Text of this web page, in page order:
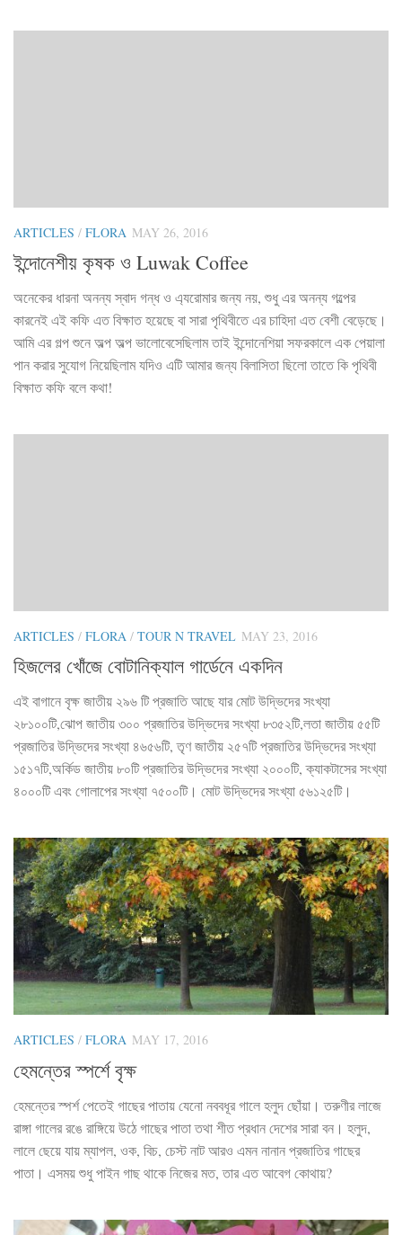
ARTICLES / FLORA MAY 26, 2016
ইন্দোনেশীয় কৃষক ও Luwak Coffee
অনেকের ধারনা অনন্য স্বাদ গন্ধ ও এ্যরোমার জন্য নয়, শুধু এর অনন্য গল্পের
কারনেই এই কফি এত বিক্ষাত হয়েছে বা সারা পৃথিবীতে এর চাহিদা এত বেশী বেড়েছে।
আমি এর গল্প শুনে অল্প অল্প ভালোবেসেছিলাম তাই ইন্দোনেশিয়া সফরকালে এক পেয়ালা
পান করার সুযোগ নিয়েছিলাম যদিও এটি আমার জন্য বিলাসিতা ছিলো তাতে কি পৃথিবী
বিক্ষাত কফি বলে কথা!
ARTICLES / FLORA / TOUR N TRAVEL MAY 23, 2016
হিজলের খোঁজে বোটানিক্যাল গার্ডেনে একদিন
এই বাগানে বৃক্ষ জাতীয় ২৯৬ টি প্রজাতি আছে যার মোট উদ্ভিদের সংখ্যা
২৮১০০টি,ঝোপ জাতীয় ৩০০ প্রজাতির উদ্ভিদের সংখ্যা ৮৩৫২টি,লতা জাতীয় ৫৫টি
প্রজাতির উদ্ভিদের সংখ্যা ৪৬৫৬টি, তৃণ জাতীয় ২৫৭টি প্রজাতির উদ্ভিদের সংখ্যা
১৫১৭টি,অর্কিড জাতীয় ৮০টি প্রজাতির উদ্ভিদের সংখ্যা ২০০০টি, ক্যাকটাসের সংখ্যা
৪০০০টি এবং গোলাপের সংখ্যা ৭৫০০টি। মোট উদ্ভিদের সংখ্যা ৫৬১২৫টি।
ARTICLES / FLORA MAY 17, 2016
হেমন্তের স্পর্শে বৃক্ষ
হেমন্তের স্পর্শ পেতেই গাছের পাতায় যেনো নববধূর গালে হলুদ ছোঁয়া। তরুণীর লাজে
রাঙ্গা গালের রঙে রাঙ্গিয়ে উঠে গাছের পাতা তথা শীত প্রধান দেশের সারা বন। হলুদ,
লালে ছেয়ে যায় ম্যাপল, ওক, বিচ, চেস্ট নাট আরও এমন নানান প্রজাতির গাছের
পাতা। এসময় শুধু পাইন গাছ থাকে নিজের মত, তার এত আবেগ কোথায়?